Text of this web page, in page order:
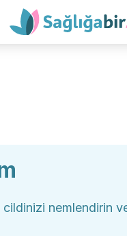
cildinizi